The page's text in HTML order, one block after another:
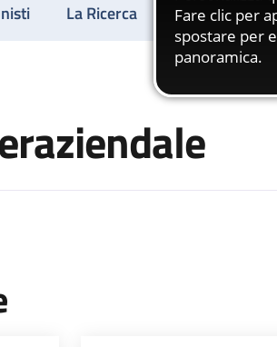
La Ricerca Sostienici